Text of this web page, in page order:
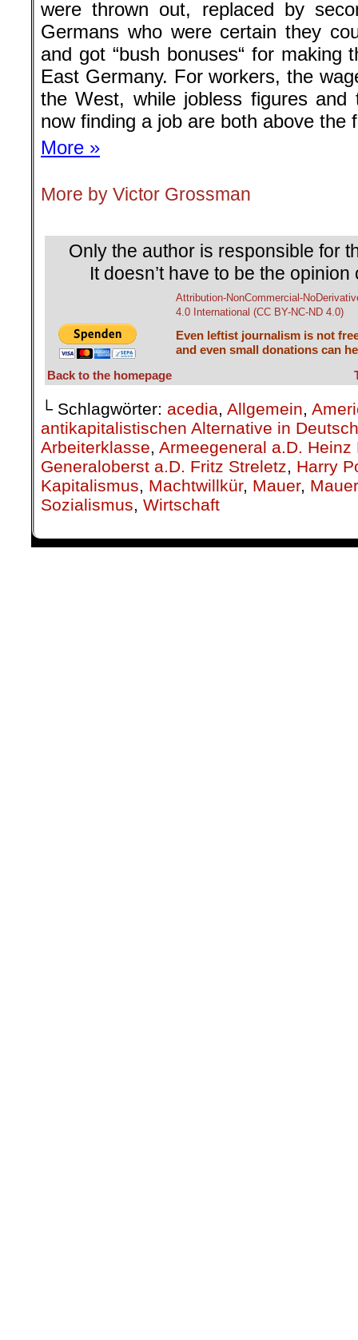
Germans who were certain they
and got “bush bonuses“ for making
East Germany. For workers, the
the West, while jobless figures
now finding a job are both above the
More »
.
It doesn’t have to be the
Attribution-NonCommercial-
Even leftist journalism is not
Back to the homepage
└ Schlagwörter:acedia,Allgemein,
antikapitalistischen Alternative in
Arbeiterklasse,Armeegeneral a.D. Heinz
Generaloberst a.D. Fritz Streletz ,Harry
Kapitalismus,Machtwillkür,Mauer,
Sozialismus, Wirtschaft